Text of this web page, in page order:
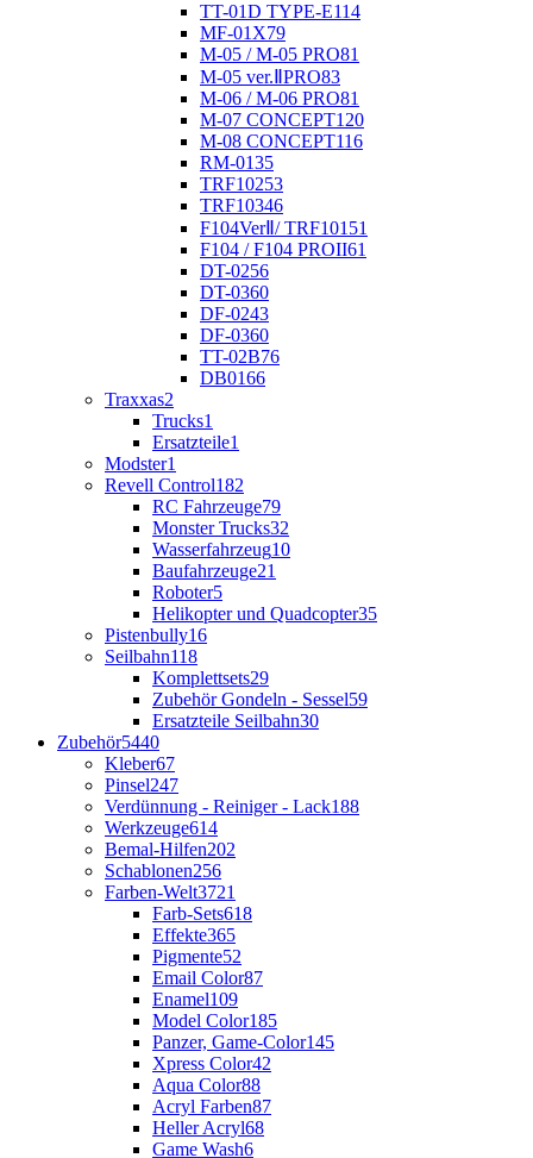
TT-01D TYPE-E114
MF-01X79
M-05 / M-05 PRO81
M-05 ver.ⅡPRO83
M-06 / M-06 PRO81
M-07 CONCEPT120
M-08 CONCEPT116
RM-0135
TRF10253
TRF10346
F104VerⅡ/ TRF101 51
F104 / F104 PROII61
DT-0256
DT-0360
DF-0243
DF-0360
TT-02B76
DB0166
Traxxas2
Trucks1
Ersatzteile1
Modster1
Revell Control182
RC Fahrzeuge79
Monster Trucks32
Wasserfahrzeug10
Baufahrzeuge21
Roboter5
Helikopter und Quadcopter35
Pistenbully16
Seilbahn118
Komplettsets29
Zubehör Gondeln - Sessel59
Ersatzteile Seilbahn30
Zubehör5440
Kleber67
Pinsel247
Verdünnung - Reiniger - Lack188
Werkzeuge614
Bemal-Hilfen202
Schablonen256
Farben-Welt3721
Farb-Sets618
Effekte365
Pigmente52
Email Color87
Enamel109
Model Color185
Panzer, Game-Color145
Xpress Color42
Aqua Color88
Acryl Farben87
Heller Acryl68
Game Wash6